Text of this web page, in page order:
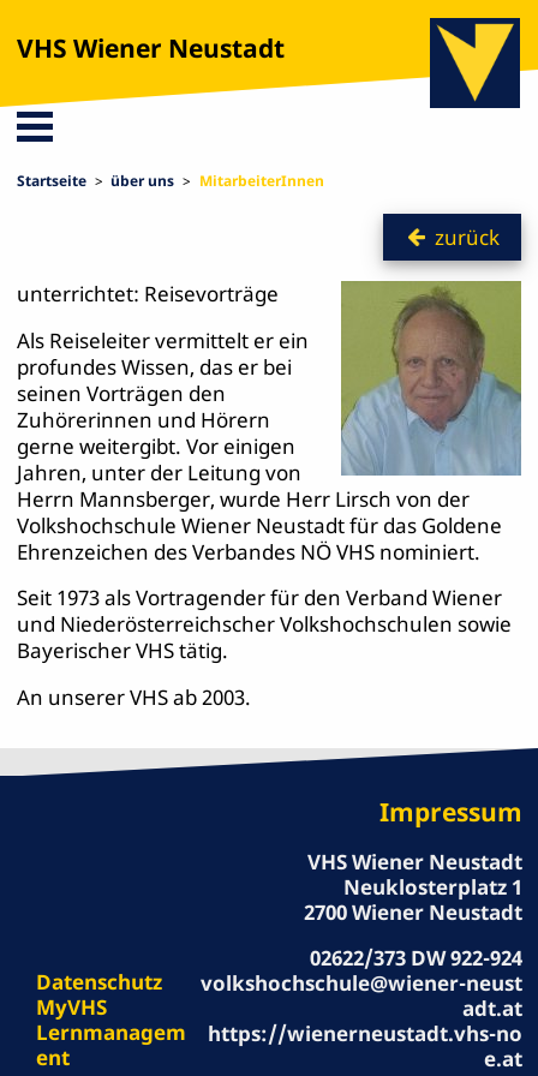
VHS Wiener Neustadt
Startseite über uns MitarbeiterInnen
zurück
unterrichtet: Reisevorträge
Als Reiseleiter vermittelt er ein
profundes Wissen, das er bei
seinen Vorträgen den
Zuhörerinnen und Hörern
gerne weitergibt. Vor einigen
Jahren, unter der Leitung von
Herrn Mannsberger, wurde Herr Lirsch von der
Volkshochschule Wiener Neustadt für das Goldene
Ehrenzeichen des Verbandes NÖ VHS nominiert.
Seit 1973 als Vortragender für den Verband Wiener
und Niederösterreichscher Volkshochschulen sowie
Bayerischer VHS tätig.
An unserer VHS ab 2003.
Datenschutz
MyVHS
Lernmanagem
ent
Impressum
VHS Wiener Neustadt
Neuklosterplatz 1
2700 Wiener Neustadt
02622/373 DW 922-924
volkshochschule@wiener-neust
adt.at
https://wienerneustadt.vhs-no
e.at